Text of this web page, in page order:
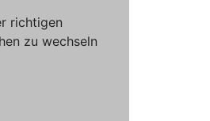
richtigen
zu wechseln